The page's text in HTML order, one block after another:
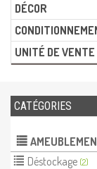
CATÉGORIES
Déstockage (2)